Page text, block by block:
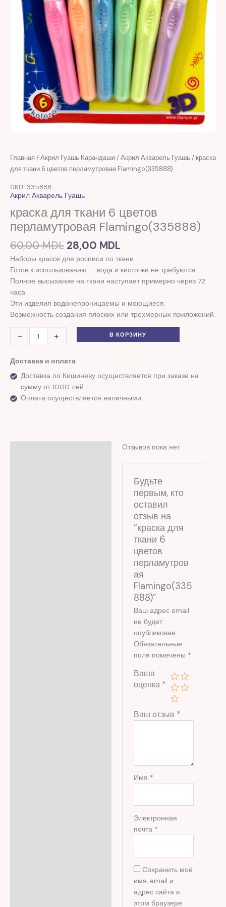
Главная /Акрил Гуашь Карандаши/Акрил Акварель Гуашь / краска
для ткани 6 цветов перламутровая Flamingo(335888)
SKU: 335888
Акрил Акварель Гуашь
краска для ткани 6 цветов
перламутровая Flamingo(335888)
60,00MDL
Первоначальная
цена
60,00 MDL.
28,00 MDL
Текущая
цена:
Наборы красок для росписи по ткани.
Готов к использованию — вода и кисточки не требуются.
Полное высыхание на ткани наступает примерно через 72
часа.
Эти изделия водонепроницаемы и моющиеся.
Возможность создания плоских или трехмерных приложений.
-
Количество
товара
для
ткани
6
цветов
перламутровая
Flamingo(335888)
+ В КОРЗИНУ
Доставка и оплата
Доставка по Кишиневу осуществляется при заказе на
сумму от 1000 лей.
Оплата осуществляется наличными
Отзывов пока нет.
Будьте
первым, кто
оставил
отзыв на
“краска для
ткани 6
цветов
перламутров
ая
Flamingo(335
888)”
Ваш адрес email
не будет
опубликован.
Обязательные
поля помечены *
Ваша
оценка *
Ваш отзыв *
Имя *
Электронная
почта *
Сохранить моё
имя, email и
адрес сайта в
этом браузере